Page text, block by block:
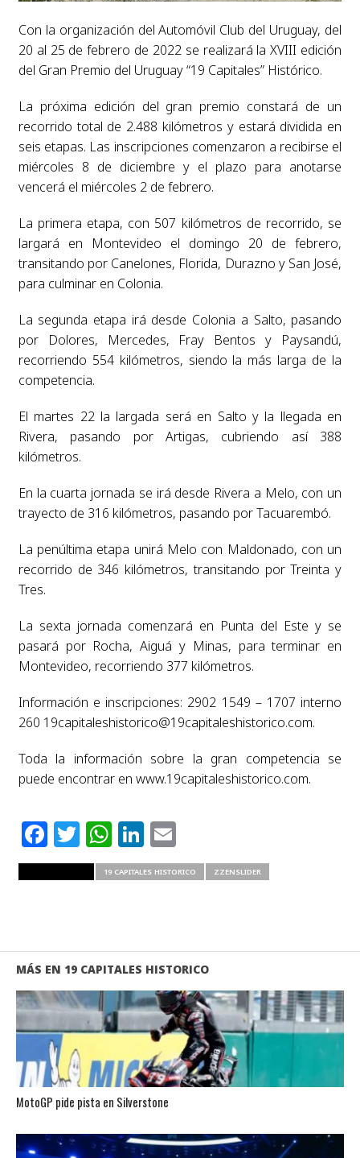
Con la organización del Automóvil Club del Uruguay, del
20 al 25 de febrero de 2022 se realizará la XVIII edición
del Gran Premio del Uruguay “19 Capitales” Histórico.
La próxima edición del gran premio constará de un
recorrido total de 2.488 kilómetros y estará dividida en
seis etapas. Las inscripciones comenzaron a recibirse el
miércoles 8 de diciembre y el plazo para anotarse
vencerá el miércoles 2 de febrero.
La primera etapa, con 507 kilómetros de recorrido, se
largará en Montevideo el domingo 20 de febrero,
transitando por Canelones, Florida, Durazno y San José,
para culminar en Colonia.
La segunda etapa irá desde Colonia a Salto, pasando
por Dolores, Mercedes, Fray Bentos y Paysandú,
recorriendo 554 kilómetros, siendo la más larga de la
competencia.
El martes 22 la largada será en Salto y la llegada en
Rivera, pasando por Artigas, cubriendo así 388
kilómetros.
En la cuarta jornada se irá desde Rivera a Melo, con un
trayecto de 316 kilómetros, pasando por Tacuarembó.
La penúltima etapa unirá Melo con Maldonado, con un
recorrido de 346 kilómetros, transitando por Treinta y
Tres.
La sexta jornada comenzará en Punta del Este y se
pasará por Rocha, Aiguá y Minas, para terminar en
Montevideo, recorriendo 377 kilómetros.
Información e inscripciones: 2902 1549 – 1707 interno
260 19capitaleshistorico@19capitaleshistorico.com.
Toda la información sobre la gran competencia se
puede encontrar en www.19capitaleshistorico.com.
Facebook
Twitter
WhatsApp
LinkedIn
Email
19 CAPITALES HISTORICO ZZENSLIDER
MÁS EN 19 CAPITALES HISTORICO
MotoGP pide pista en Silverstone